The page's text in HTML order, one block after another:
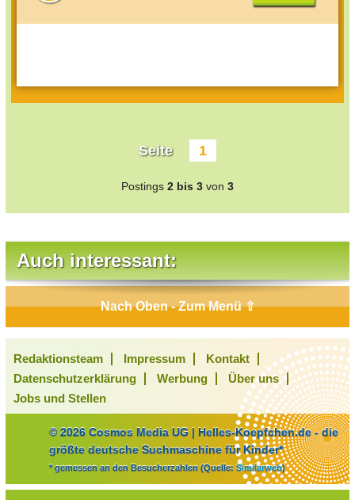
Seite 1
Postings 2 bis 3 von 3
Auch interessant:
Nach Oben - Zum Menü ⇧
Redaktionsteam Impressum
Kontakt
Datenschutzerklärung
Werbung
Über uns
Jobs und Stellen
© 2026 Cosmos Media UG | Helles-Koepfchen.de - die
größte deutsche Suchmaschine für Kinder*
* gemessen an den Besucherzahlen (Quelle: Similarweb)